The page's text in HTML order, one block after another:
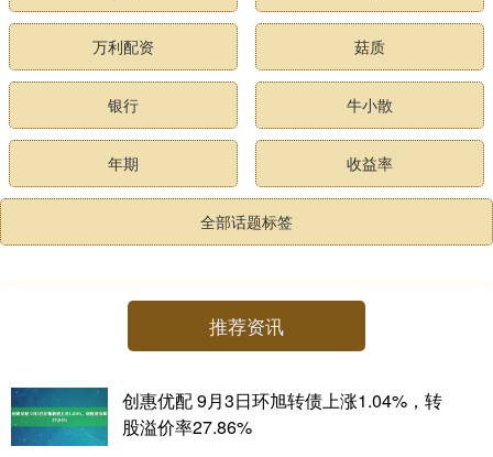
万利配资 菇质
银行 牛小散
年期 收益率
全部话题标签
推荐资讯
创惠优配 9月3日环旭转债上涨1.04%，转
股溢价率27.86%